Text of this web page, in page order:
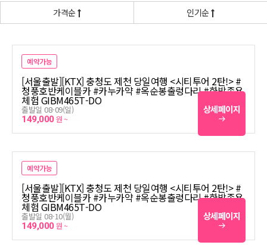
가격순 인기순
예약가능
[서울출발][KTX] 충청도 제천 당일여행 <시티투어 2탄!> #
청풍호반케이블카 #카누카약 #옥순봉출렁다리 #한방족욕
체험 GIBM465T-DO
출발일 08-09(일)
149,000원 ~
상세페이지
예약가능
[서울출발][KTX] 충청도 제천 당일여행 <시티투어 2탄!> #
청풍호반케이블카 #카누카약 #옥순봉출렁다리 #한방족욕
체험 GIBM465T-DO
출발일 08-10(월)
149,000원 ~
상세페이지